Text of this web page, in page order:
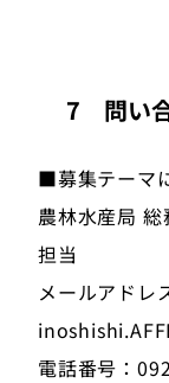
7 問い
■募集テーマ
農林水産局
担当
メールアド
電話番号：